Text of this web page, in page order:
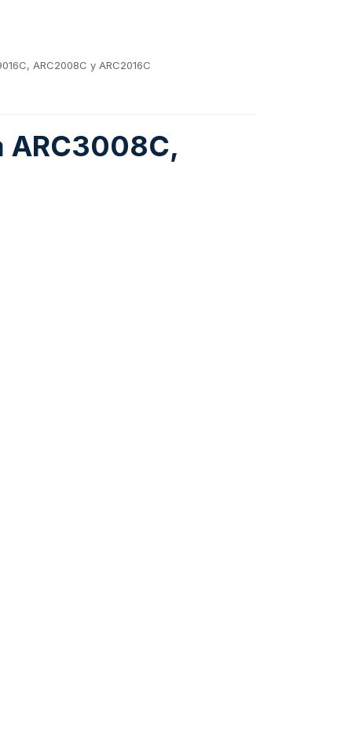
ARC2008C y ARC2016C
ARC3008C,